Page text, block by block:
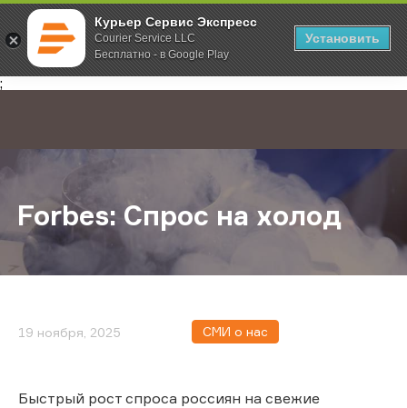
Курьер Сервис Экспресс
Courier Service LLC
Бесплатно - в Google Play
Установить
;
Главная О компании Новости Forbes: Спрос на холод
Forbes: Спрос на холод
19 ноября, 2025 СМИ о нас
Быстрый рост спроса россиян на свежие